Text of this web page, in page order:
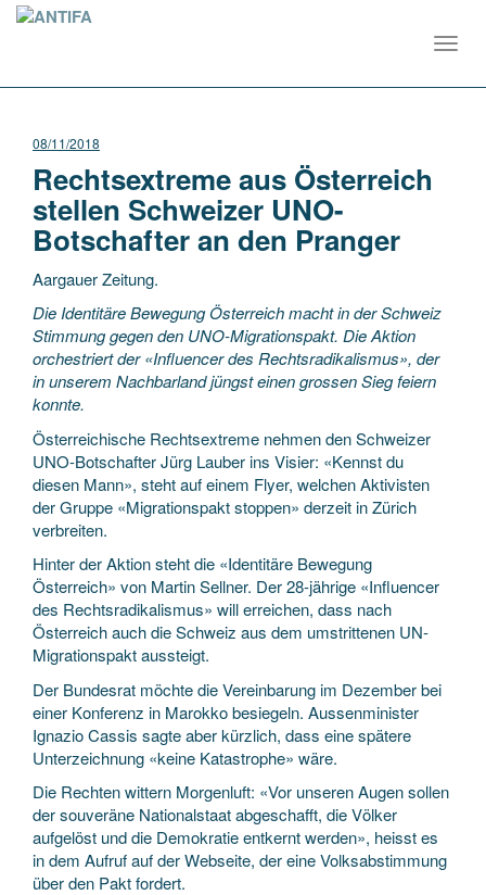
08/11/2018
Rechtsextreme aus Österreich
stellen Schweizer UNO-
Botschafter an den Pranger
Aargauer Zeitung.
Die Identitäre Bewegung Österreich macht in der Schweiz
Stimmung gegen den UNO-Migrationspakt. Die Aktion
orchestriert der «Influencer des Rechtsradikalismus», der
in unserem Nachbarland jüngst einen grossen Sieg feiern
konnte.
Österreichische Rechtsextreme nehmen den Schweizer
UNO-Botschafter Jürg Lauber ins Visier: «Kennst du
diesen Mann», steht auf einem Flyer, welchen Aktivisten
der Gruppe «Migrationspakt stoppen» derzeit in Zürich
verbreiten.
Hinter der Aktion steht die «Identitäre Bewegung
Österreich» von Martin Sellner. Der 28-jährige «Influencer
des Rechtsradikalismus» will erreichen, dass nach
Österreich auch die Schweiz aus dem umstrittenen UN-
Migrationspakt aussteigt.
Der Bundesrat möchte die Vereinbarung im Dezember bei
einer Konferenz in Marokko besiegeln. Aussenminister
Ignazio Cassis sagte aber kürzlich, dass eine spätere
Unterzeichnung «keine Katastrophe» wäre.
Die Rechten wittern Morgenluft: «Vor unseren Augen sollen
der souveräne Nationalstaat abgeschafft, die Völker
aufgelöst und die Demokratie entkernt werden», heisst es
in dem Aufruf auf der Webseite, der eine Volksabstimmung
über den Pakt fordert.